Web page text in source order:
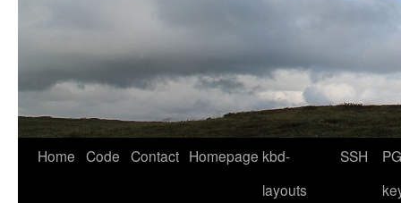
Home Code Contact Homepage kbd-
layouts
SSH